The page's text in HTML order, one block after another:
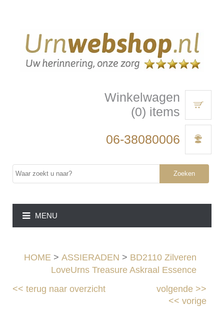
Winkelwagen
(0) items
06-38080006
Zoeken
MENU
HOME > ASSIERADEN > BD2110 Zilveren
LoveUrns Treasure Askraal Essence
<<terug naar overzicht volgende>>
<< vorige